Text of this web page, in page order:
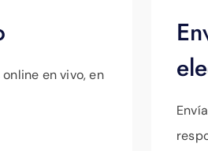
en vivo, en